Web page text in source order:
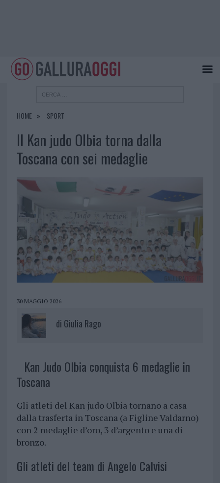
HOME SPORT
Il Kan judo Olbia torna dalla
Toscana con sei medaglie
30 MAGGIO 2026
di Giulia Rago
Kan Judo Olbia conquista 6 medaglie in
Toscana
Gli atleti del Kan judo Olbia tornano a casa
dalla trasferta in Toscana (a Figline Valdarno)
con 2 medaglie d’oro, 3 d’argento e una di
bronzo.
Gli atleti del team di Angelo Calvisi